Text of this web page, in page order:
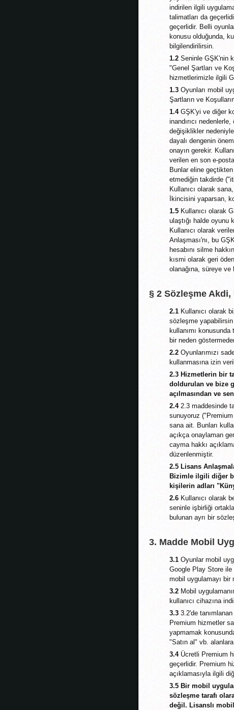
indirilen ilgili
talimatları da
geçerlidir. Belli
konusu olduğunda,
bilgilendirilirsin.
1.2 Seninle GŞK'nin
"Genel Şartları ve
hizmetlerimizle ilgili
1.3 Oyunları mobil
Şartların ve
1.4GŞK'yi ve diğer
inandırıcı
değişiklikler
dayalı dengenin
onayın gerekir.
verilen en son e-
Bunlar eline
etmediğin takdirde
Kullanıcı olarak
İkincisini yaparsan,
1.5 Kullanıcı olarak
ulaştığı halde
Kullanıcı olarak
Anlaşması'nı, bu
hesabını silme
kısmi olarak geri
olanağına, süreye
§ 2 Sözleşme
2.1 Kullanıcı olarak
sözleşme
kullanımı
bir neden
2.2 Oyunlarımızı
kullanmasına izin
2.3 Hizmetlerin bir
doldurulan ve bize
açılmasından ve
2.42.3 maddesinde
sunuyoruz
sana ait. Bunları
açıkça onaylaman
cayma hakkı
düzenlenmiştir.
2.5 Lisans
Bizimle ilgili diğer
kişilerin adları
2.6 Kullanıcı olarak
seninle işbirliği
bulunan ayrı bir
3. Madde Mobil
3.1 Oyunlar mobil
Google Play Store ile
mobil uygulamayı bir
3.2 Mobil
kullanıcı cihazına
3.3 3.2'de
Premium hizmetler
yapmamak
"Satın al" vb.
3.4Ücretli Premium
geçerlidir. Premium
açıklamasıyla ilgili
3.5 Bir mobil
sözleşme tarafı
değil. Lisanslı